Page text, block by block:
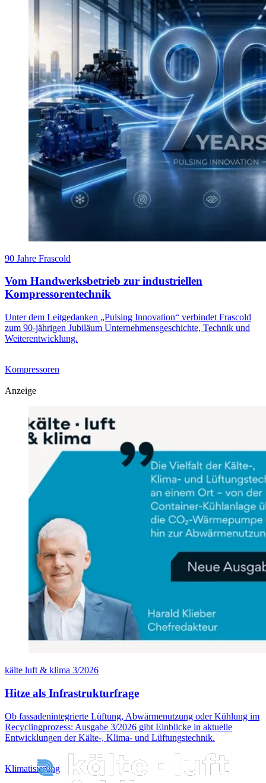
90 Jahre Frascold
Vom Handwerksbetrieb zur industriellen
Kompressorentechnik
Unter dem Leitgedanken „Pulsing Innovation“ verbindet Frascold
zum 90-jährigen Jubiläum Unternehmensgeschichte, Technik und
Weiterentwicklung.
Kompressoren
Anzeige
kälte luft & klima 3/2026
Hitze als Infrastrukturfrage
Ob fassadenintegrierte Lüftung, Abwärmenutzung oder Kühlung im
Recyclingprozess: Ausgabe 3/2026 gibt Einblicke in aktuelle
Entwicklungen der Kälte-, Klima- und Lüftungstechnik.
Klimatisierung